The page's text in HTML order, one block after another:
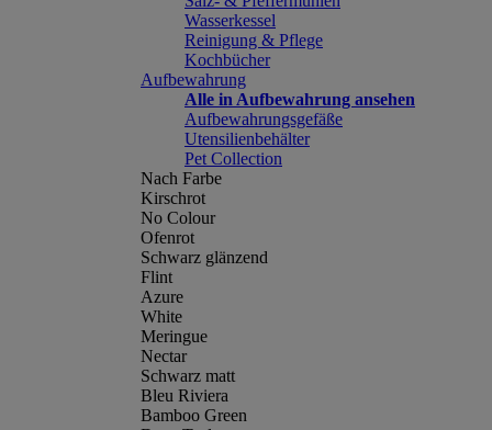
Wasserkessel
Reinigung & Pflege
Kochbücher
Aufbewahrung
Alle in Aufbewahrung ansehen
Aufbewahrungsgefäße
Utensilienbehälter
Pet Collection
Nach Farbe
Kirschrot
No Colour
Ofenrot
Schwarz glänzend
Flint
Azure
White
Meringue
Nectar
Schwarz matt
Bleu Riviera
Bamboo Green